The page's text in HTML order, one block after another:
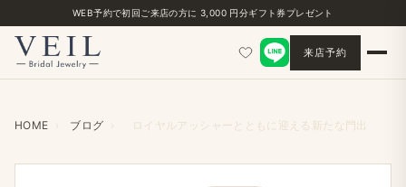
WEB予約で初回ご来店の方に 3,000 円分ギフト券プレゼント
来店予約
HOME › ブログ › ロイヤルアッシャーとともに迎える新たな門出